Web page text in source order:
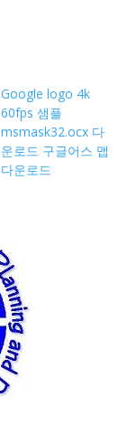
Google logo 4k
60fps 샘플
msmask32.ocx 다
운로드 구글어스 맵
다운로드